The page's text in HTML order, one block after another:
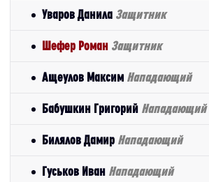
Уваров Данила Защитник
Шефер Роман Защитник
Ащеулов Максим Нападающий
Бабушкин Григорий Нападающий
Билялов Дамир Нападающий
Гуськов Иван Нападающий